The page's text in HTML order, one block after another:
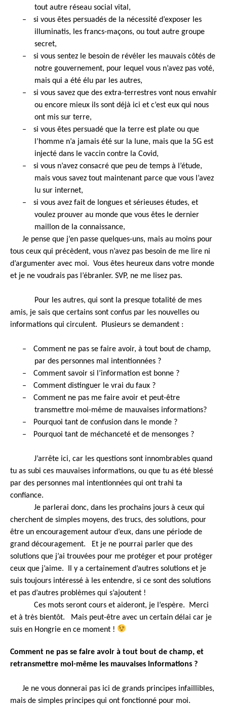
tout autre réseau social vital,
–
si vous êtes persuadés de la nécessité d’exposer les
illuminatis, les francs-maçons, ou tout autre groupe
secret,
–
si vous sentez le besoin de révéler les mauvais côtés de
notre gouvernement, pour lequel vous n’avez pas voté,
mais qui a été élu par les autres,
–
si vous savez que des extra-terrestres vont nous envahir
ou encore mieux ils sont déjà ici et c’est eux qui nous
ont mis sur terre,
–
si vous êtes persuadé que la terre est plate ou que
l’homme n’a jamais été sur la lune, mais que la 5G est
injecté dans le vaccin contre la Covid,
–
si vous n’avez consacré que peu de temps à l’étude,
mais vous savez tout maintenant parce que vous l’avez
lu sur internet,
–
si vous avez fait de longues et sérieuses études, et
voulez prouver au monde que vous êtes le dernier
maillon de la connaissance,
Je pense que j’en passe quelques-uns, mais au moins pour
tous ceux qui précèdent, vous n’avez pas besoin de me lire ni
d’argumenter avec moi. Vous êtes heureux dans votre monde
et je ne voudrais pas l’ébranler. SVP, ne me lisez pas.
Pour les autres, qui sont la presque totalité de mes
amis, je sais que certains sont confus par les nouvelles ou
informations qui circulent. Plusieurs se demandent :
–
Comment ne pas se faire avoir, à tout bout de champ,
par des personnes mal intentionnées ?
–
Comment savoir si l’information est bonne ?
–
Comment distinguer le vrai du faux ?
–
Comment ne pas me faire avoir et peut-être
transmettre moi-même de mauvaises informations?
–
Pourquoi tant de confusion dans le monde ?
–
Pourquoi tant de méchanceté et de mensonges ?
J’arrête ici, car les questions sont innombrables quand
tu as subi ces mauvaises informations, ou que tu as été blessé
par des personnes mal intentionnées qui ont trahi ta
confiance.
Je parlerai donc, dans les prochains jours à ceux qui
cherchent de simples moyens, des trucs, des solutions, pour
être un encouragement autour d’eux, dans une période de
grand découragement. Et je ne pourrai parler que des
solutions que j’ai trouvées pour me protéger et pour protéger
ceux que j’aime. Il y a certainement d’autres solutions et je
suis toujours intéressé à les entendre, si ce sont des solutions
et pas d’autres problèmes qui s’ajoutent !
Ces mots seront cours et aideront, je l’espère. Merci
et à très bientôt. Mais peut-être avec un certain délai car je
suis en Hongrie en ce moment !
Comment ne pas se faire avoir à tout bout de champ, et
retransmettre moi-même les mauvaises informations ?
Je ne vous donnerai pas ici de grands principes infaillibles,
mais de simples principes qui ont fonctionné pour moi.